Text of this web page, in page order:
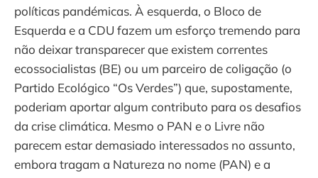
políticas pandémicas. À esquerda, o Bloco de
Esquerda e a CDU fazem um esforço tremendo para
não deixar transparecer que existem correntes
ecossocialistas (BE) ou um parceiro de coligação (o
Partido Ecológico “Os Verdes”) que, supostamente,
poderiam aportar algum contributo para os desafios
da crise climática. Mesmo o PAN e o Livre não
parecem estar demasiado interessados no assunto,
embora tragam a Natureza no nome (PAN) e a